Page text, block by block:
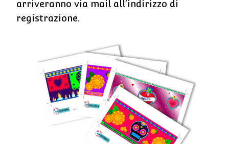
arriveranno via mail all’indirizzo di
registrazione.